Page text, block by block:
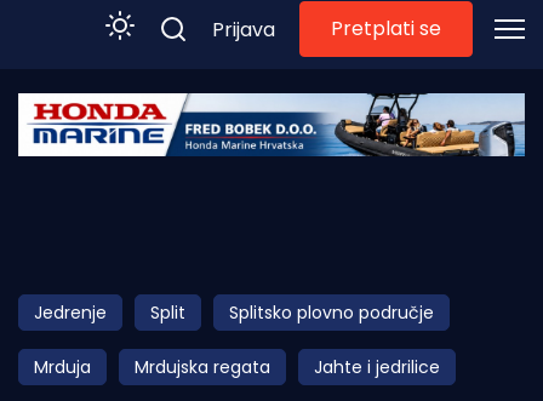
Početna
Obala
Otoci
Turizam i nautika
Prijava Pretplati se
Jedrenje Split Splitsko plovno područje
Mrduja Mrdujska regata Jahte i jedrilice